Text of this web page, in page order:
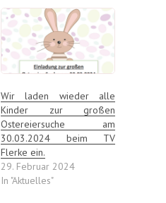
Wir laden wieder alle
Kinder zur großen
Ostereiersuche am
30.03.2024 beim TV
Flerke ein.
29. Februar 2024
In "Aktuelles"